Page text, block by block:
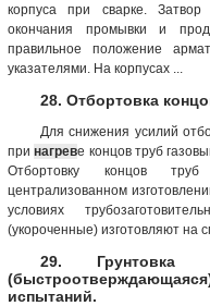
корпуса при сварке.
окончания промывки и
правильное положение
указателями. На корпусах ...
28. Отбортовка
Для снижения усилий
принагреве концов труб
Отбортовку концов
централизованном
условиях
(укороченные) изготовляют на
29. Грунтовка
испытаний.